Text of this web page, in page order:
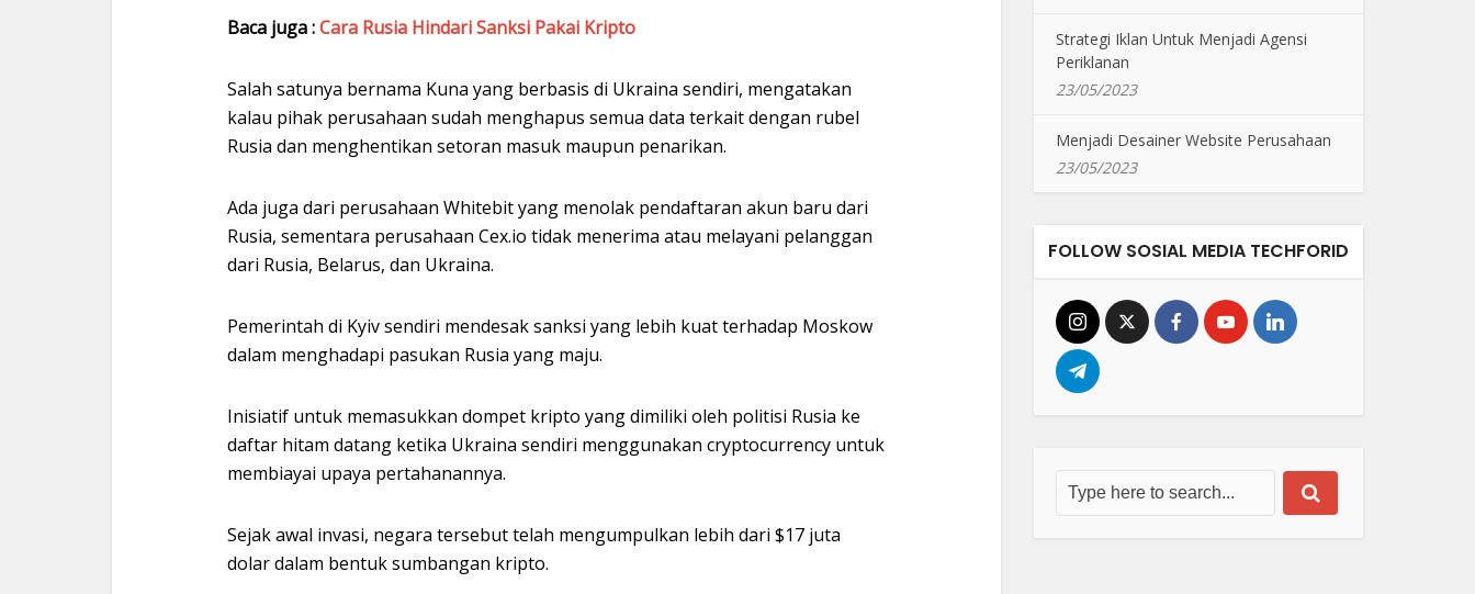
Baca juga :Cara Rusia Hindari Sanksi Pakai Kripto
Salah satunya bernama Kuna yang berbasis di Ukraina sendiri, mengatakan
kalau pihak perusahaan sudah menghapus semua data terkait dengan rubel
Rusia dan menghentikan setoran masuk maupun penarikan.
Ada juga dari perusahaan Whitebit yang menolak pendaftaran akun baru dari
Rusia, sementara perusahaan Cex.io tidak menerima atau melayani pelanggan
dari Rusia, Belarus, dan Ukraina.
Pemerintah di Kyiv sendiri mendesak sanksi yang lebih kuat terhadap Moskow
dalam menghadapi pasukan Rusia yang maju.
Inisiatif untuk memasukkan dompet kripto yang dimiliki oleh politisi Rusia ke
daftar hitam datang ketika Ukraina sendiri menggunakan cryptocurrency untuk
membiayai upaya pertahanannya.
Sejak awal invasi, negara tersebut telah mengumpulkan lebih dari $17 juta
dolar dalam bentuk sumbangan kripto.
Strategi Iklan Untuk Menjadi Agensi
Periklanan
23/05/2023
Menjadi Desainer Website Perusahaan
23/05/2023
FOLLOW SOSIAL MEDIA TECHFORID